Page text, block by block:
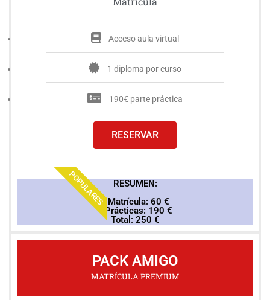
Acceso aula virtual
1 diploma por curso
190€ parte práctica
RESERVAR
POPULARES
RESUMEN:
* Matrícula: 60 €
* Prácticas: 190 €
Total: 250 €
PACK AMIGO
MATRÍCULA PREMIUM